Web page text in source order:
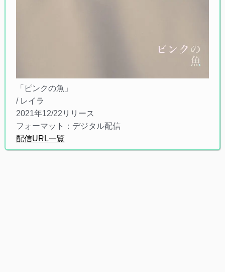
「ピンクの魚」
/ レイラ
2021年12/22リリース
フォーマット：デジタル配信
配信URL一覧